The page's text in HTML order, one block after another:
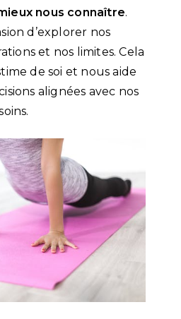
nous connaître.
d’explorer nos
et nos limites. Cela
de soi et nous aide
alignées avec nos